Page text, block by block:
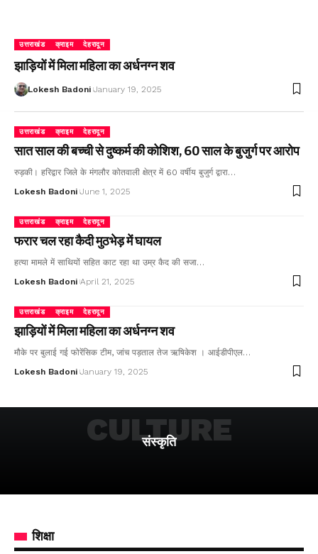
उत्तराखंड क्राइम देहरादून
झाड़ियों में मिला महिला का अर्धनग्न शव
Lokesh Badoni January 19, 2025
उत्तराखंड क्राइम देहरादून
सात साल की बच्ची से दुष्कर्म की कोशिश, 60 साल के बुजुर्ग पर आरोप
रुड़की। हरिद्वार जिले के मंगलौर कोतवाली क्षेत्र में 60 वर्षीय बुजुर्ग द्वारा…
Lokesh Badoni June 1, 2025
उत्तराखंड क्राइम देहरादून
फरार चल रहा कैदी मुठभेड़ में घायल
हत्या मामले में साथियों सहित काट रहा था उम्र कैद की सजा…
Lokesh Badoni April 21, 2025
उत्तराखंड क्राइम देहरादून
झाड़ियों में मिला महिला का अर्धनग्न शव
मौके पर बुलाई गई फोरेंसिक टीम, जांच पड़ताल तेज ऋषिकेश । आईडीपीएल…
Lokesh Badoni January 19, 2025
संस्कृति
CULTURE
शिक्षा